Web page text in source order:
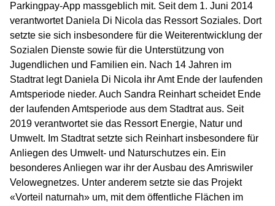
Parkingpay-App massgeblich mit. Seit dem 1. Juni 2014
verantwortet Daniela Di Nicola das Ressort Soziales. Dort
setzte sie sich insbesondere für die Weiterentwicklung der
Sozialen Dienste sowie für die Unterstützung von
Jugendlichen und Familien ein. Nach 14 Jahren im
Stadtrat legt Daniela Di Nicola ihr Amt Ende der laufenden
Amtsperiode nieder. Auch Sandra Reinhart scheidet Ende
der laufenden Amtsperiode aus dem Stadtrat aus. Seit
2019 verantwortet sie das Ressort Energie, Natur und
Umwelt. Im Stadtrat setzte sich Reinhart insbesondere für
Anliegen des Umwelt- und Naturschutzes ein. Ein
besonderes Anliegen war ihr der Ausbau des Amriswiler
Velowegnetzes. Unter anderem setzte sie das Projekt
«Vorteil naturnah» um, mit dem öffentliche Flächen im